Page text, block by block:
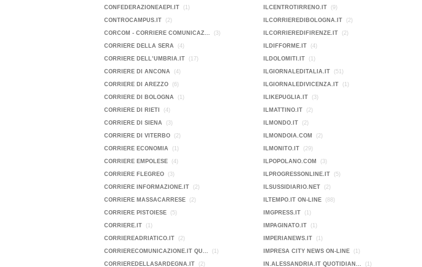
CONFEDERAZIONEAEPI.IT (1)
CONTROCAMPUS.IT (2)
CORCOM - CORRIERE COMUNICAZ... (3)
CORRIERE DELLA SERA (4)
CORRIERE DELL’UMBRIA.IT (17)
CORRIERE DI ANCONA (4)
CORRIERE DI AREZZO (6)
CORRIERE DI BOLOGNA (1)
CORRIERE DI RIETI (4)
CORRIERE DI SIENA (3)
CORRIERE DI VITERBO (2)
CORRIERE ECONOMIA (1)
CORRIERE EMPOLESE (4)
CORRIERE FLEGREO (3)
CORRIERE INFORMAZIONE.IT (2)
CORRIERE MASSACARRESE (2)
CORRIERE PISTOIESE (5)
CORRIERE.IT (1)
CORRIEREADRIATICO.IT (2)
CORRIERECOMUNICAZIONE.IT QU... (1)
CORRIEREDELLASARDEGNA.IT (2)
ILCENTROTIRRENO.IT (9)
ILCORRIEREDIBOLOGNA.IT (2)
ILCORRIEREDIFIRENZE.IT (2)
ILDIFFORME.IT (4)
ILDOLOMITI.IT (1)
ILGIORNALEDITALIA.IT (51)
ILGIORNALEDIVICENZA.IT (1)
ILIKEPUGLIA.IT (3)
ILMATTINO.IT (2)
ILMONDO.IT (2)
ILMONDOIA.COM (2)
ILMONITO.IT (29)
ILPOPOLANO.COM (3)
ILPROGRESSONLINE.IT (5)
ILSUSSIDIARIO.NET (2)
ILTEMPO.IT ON-LINE (88)
IMGPRESS.IT (1)
IMPAGINATO.IT (1)
IMPERIANEWS.IT (1)
IMPRESA CITY NEWS ON-LINE (1)
IN.ALESSANDRIA.IT QUOTIDIAN... (1)